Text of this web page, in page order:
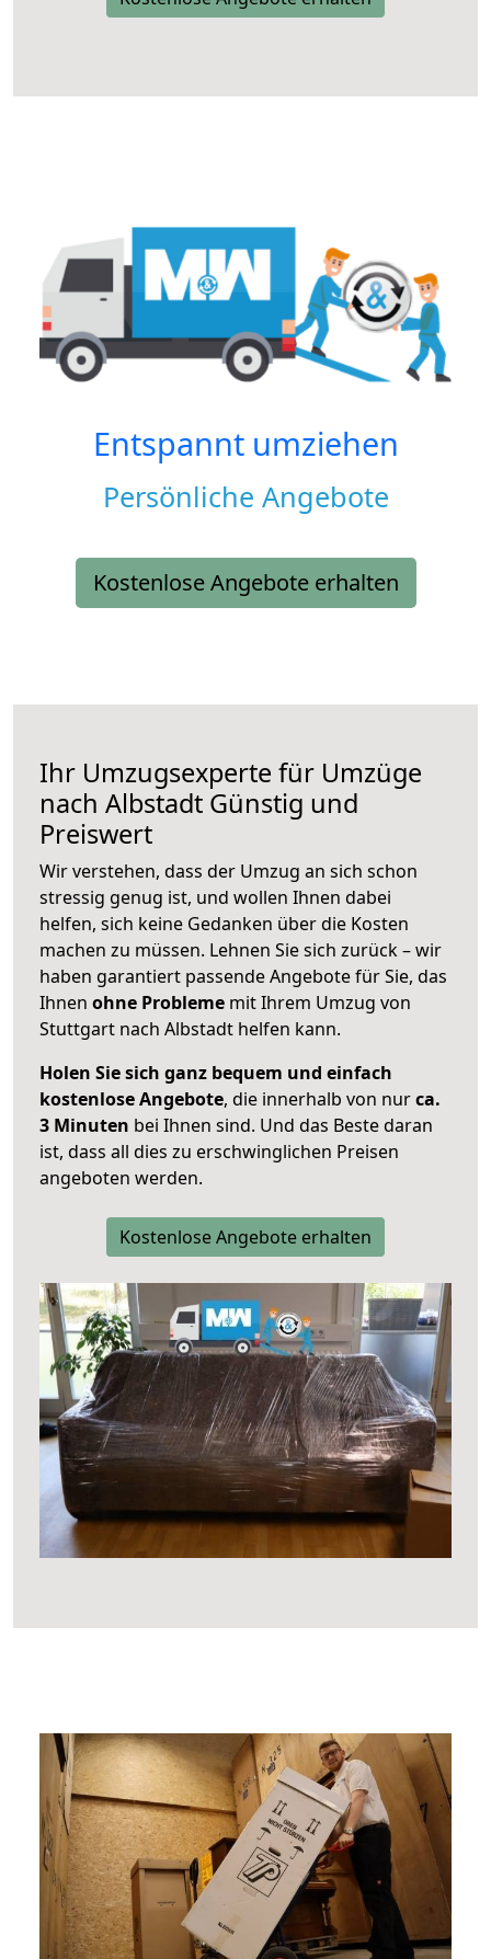
Entspannt umziehen
Persönliche Angebote
Kostenlose Angebote erhalten
Ihr Umzugsexperte für Umzüge
nach Albstadt Günstig und
Preiswert
Wir verstehen, dass der Umzug an sich schon
stressig genug ist, und wollen Ihnen dabei
helfen, sich keine Gedanken über die Kosten
machen zu müssen. Lehnen Sie sich zurück – wir
haben garantiert passende Angebote für Sie, das
Ihnen ohne Probleme mit Ihrem Umzug von
Stuttgart nach Albstadt helfen kann.
Holen Sie sich ganz bequem und einfach
kostenlose Angebote, die innerhalb von nurca.
3 Minuten bei Ihnen sind. Und das Beste daran
ist, dass all dies zu erschwinglichen Preisen
angeboten werden.
Kostenlose Angebote erhalten